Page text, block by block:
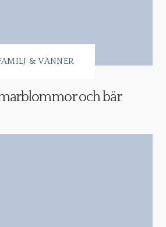
& VÄNNER
och bär